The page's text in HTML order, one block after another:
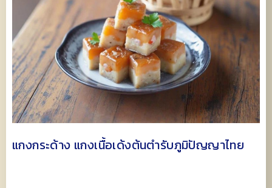
แกงกระด้าง แกงเนื้อเด้งต้นตำรับภูมิปัญญาไทย